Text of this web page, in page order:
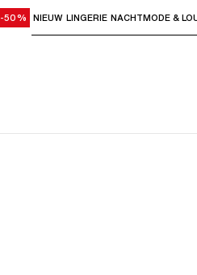
omlaag" of "Enter" om
-50% NIEUW LINGERIE NACHTMODE &